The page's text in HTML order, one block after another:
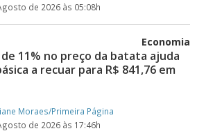
de 2026 às 05:08h
Economia
11% no preço da batata ajuda
a recuar para R$ 841,76 em
Moraes/Primeira Página
de 2026 às 17:46h